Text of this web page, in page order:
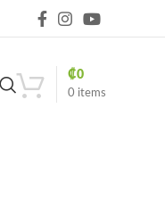
0 items
₡0